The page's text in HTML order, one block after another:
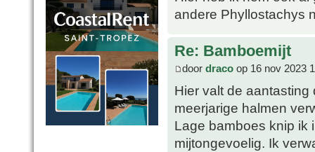
andere Phyllostachys
Re: Bamboemijt
door draco op 16 nov 2023
Hier valt de aantasting
meerjarige halmen
Lage bamboes knip ik
mijtongevoelig. Ik